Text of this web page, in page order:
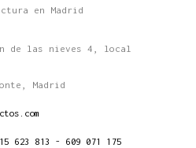
en Madrid
de las nieves 4, local
Madrid
623 813 - 609 071 175